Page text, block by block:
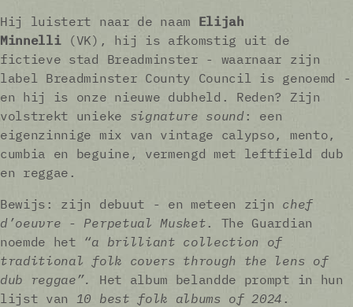
Hij luistert naar de naam Elijah
Minnelli (VK), hij is afkomstig uit de
fictieve stad Breadminster - waarnaar zijn
label Breadminster County Council is genoemd -
en hij is onze nieuwe dubheld. Reden? Zijn
volstrekt unieke signature sound: een
eigenzinnige mix van vintage calypso, mento,
cumbia en beguine, vermengd met leftfield dub
en reggae.
Bewijs: zijn debuut - en meteen zijn chef
d’oeuvre - Perpetual Musket. The Guardian
noemde het “a brilliant collection of
traditional folk covers through the lens of
dub reggae”.
Het album belandde prompt in hun
lijst van
10 best folk albums of 2024 .